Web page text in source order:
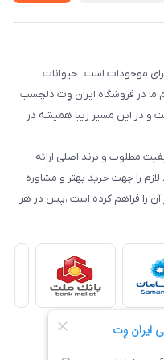
موجودات است . حیوانات
ما در فروشگاه ایران وِت دلچسب
و در این مسیر زیبا همیشه در
مطلوب و برند اصلی ارائه
را جهت خرید بهتر و مشاوره
آن را فراهم کرده است ،پس در هر